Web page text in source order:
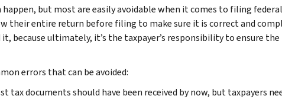
happen, but most are easily avoidable when it comes to filing
their entire return before filing to make sure it is correct and
it, because ultimately, it’s the taxpayer’s responsibility to ensure
errors that can be avoided:
tax documents should have been received by now, but taxpayers